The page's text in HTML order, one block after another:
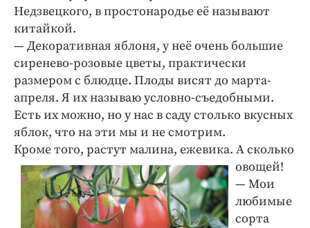
Недзвецкого, в простонародье её называют
китайкой.
— Декоративная яблоня, у неё очень большие
сиренево-розовые цветы, практически
размером с блюдце. Плоды висят до марта-
апреля. Я их называю условно-съедобными.
Есть их можно, но у нас в саду столько вкусных
яблок, что на эти мы и не смотрим.
Кроме того, растут малина, ежевика. А сколько
овощей!
— Мои
любимые
сорта